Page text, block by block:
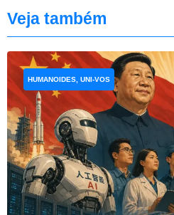
Veja também
HUMANOIDES, UNI-VOS